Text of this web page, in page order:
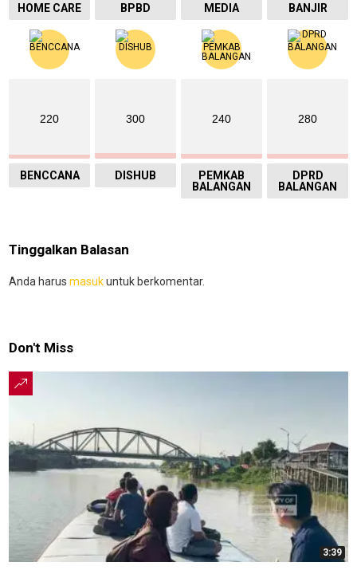
HOME CARE BPBD MEDIA BANJIR
220
BENCCANA
300
DISHUB
240
PEMKAB
BALANGAN
280
DPRD
BALANGAN
Tinggalkan Balasan
Anda harus masukuntuk berkomentar.
Don't Miss
3:39